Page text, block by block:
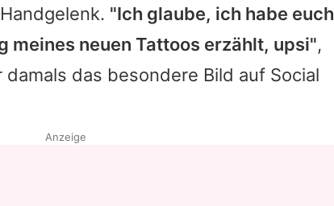
"Ich glaube, ich habe euch
meines neuen Tattoos erzählt, upsi",
das besondere Bild auf Social
Anzeige